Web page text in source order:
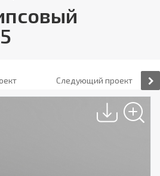
Следующий проект